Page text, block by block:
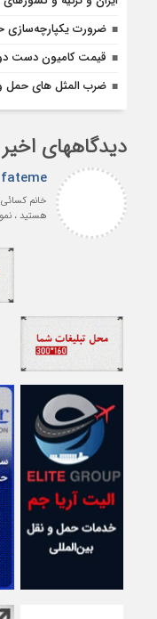
ضرورت
قیمت کامیون دست دوم و
ضرب المثل های حمل
دیدگاههای اخیر
fateme
خانم
هستید ،